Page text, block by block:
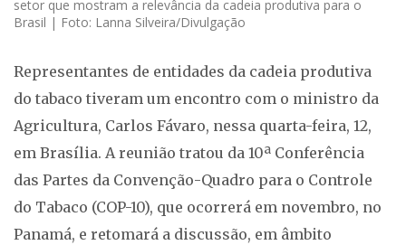
setor que mostram a relevância da cadeia produtiva para o
Brasil | Foto: Lanna Silveira/Divulgação
Representantes de entidades da cadeia produtiva
do tabaco tiveram um encontro com o ministro da
Agricultura, Carlos Fávaro, nessa quarta-feira, 12,
em Brasília. A reunião tratou da 10ª Conferência
das Partes da Convenção-Quadro para o Controle
do Tabaco (COP-10), que ocorrerá em novembro, no
Panamá, e retomará a discussão, em âmbito